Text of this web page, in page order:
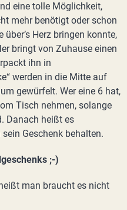
eine tolle Möglichkeit,
mehr benötigt oder schon
Herz bringen konnte,
bringt von Zuhause einen
ihn in
werden in die Mitte auf
gewürfelt. Wer eine 6 hat,
Tisch nehmen, solange
Danach heißt es
Geschenk behalten.
;-)
man braucht es nicht